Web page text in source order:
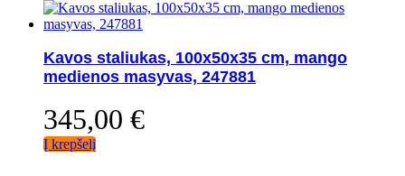
Kavos staliukas, 100x50x35 cm, mango
medienos masyvas, 247881
345,00 €
Į krepšelį